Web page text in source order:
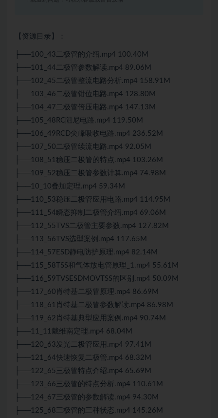
【资源目录】：
├──100_43二极管的介绍.mp4 100.40M
├──101_44二极管参数解读.mp4 89.06M
├──102_45二极管整流电路分析.mp4 158.91M
├──103_46二极管钳位电路.mp4 128.80M
├──104_47二极管倍压电路.mp4 147.13M
├──105_48RC阻尼电路.mp4 119.50M
├──106_49RCD尖峰吸收电路.mp4 236.52M
├──107_50二极管续流电路.mp4 92.05M
├──108_51稳压二极管的特点.mp4 103.26M
├──109_52稳压二极管参数计算.mp4 74.98M
├──10_10叠加定理.mp4 59.34M
├──110_53稳压二极管应用电路.mp4 114.95M
├──111_54瞬态抑制二极管介绍.mp4 69.06M
├──112_55TVS二极管主要参数.mp4 127.82M
├──113_56TVS选型案例.mp4 117.65M
├──114_57ESD静电防护原理.mp4 82.14M
├──115_58TSS和气体放电管原理_1.mp4 55.61M
├──116_59TVSESDMOVTSS的区别.mp4 50.09M
├──117_60肖特基二极管原理.mp4 86.69M
├──118_61肖特基二极管参数解读.mp4 86.98M
├──119_62肖特基典型应用案例.mp4 90.74M
├──11_11戴维南定理.mp4 68.04M
├──120_63发光二极管应用.mp4 97.41M
├──121_64快速恢复二极管.mp4 68.32M
├──122_65三极管特点介绍.mp4 65.69M
├──123_66三极管的特点分析.mp4 110.61M
├──124_67三极管的参数解读.mp4 94.30M
├──125_68三极管的三种状态.mp4 145.26M